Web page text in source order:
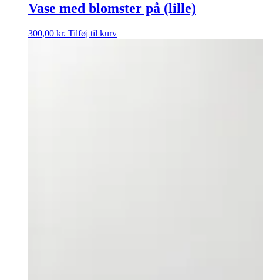
Vase med blomster på (lille)
300,00 kr. Tilføj til kurv